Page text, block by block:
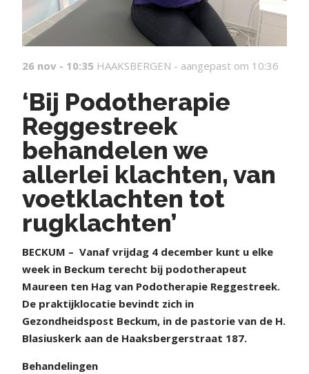
26 nov - 10:35 HAAKSBERGEN - aangepast om 10:36
‘Bij Podotherapie
Reggestreek
behandelen we
allerlei klachten, van
voetklachten tot
rugklachten’
BECKUM – Vanaf vrijdag 4 december kunt u elke
week in Beckum terecht bij podotherapeut
Maureen ten Hag van Podotherapie Reggestreek.
De praktijklocatie bevindt zich in
Gezondheidspost Beckum, in de pastorie van de H.
Blasiuskerk aan de Haaksbergerstraat 187.
Behandelingen